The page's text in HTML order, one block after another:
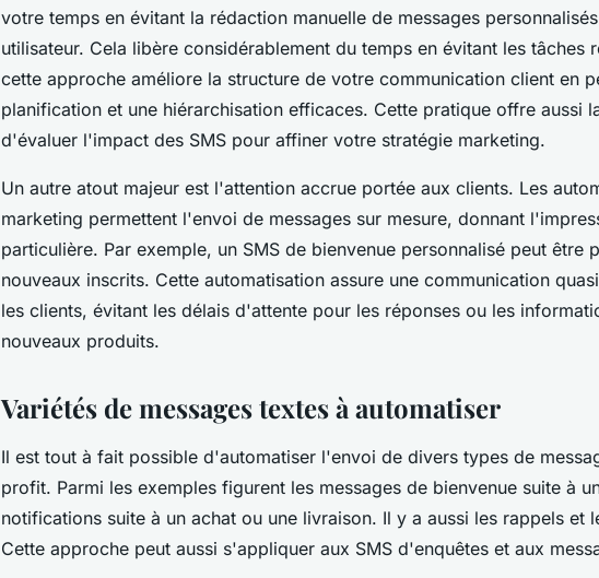
votre temps en évitant la rédaction manuelle de messages
utilisateur. Cela libère considérablement du temps en évitant les tâches
cette approche améliore la structure de votre communication client en
planification et une hiérarchisation efficaces. Cette pratique offre aussi
d'évaluer l'impact des SMS pour affiner votre stratégie marketing.
Un autre atout majeur est l'attention accrue portée aux clients. Les
marketing permettent l'envoi de messages sur mesure, donnant
particulière. Par exemple, un SMS de bienvenue personnalisé peut être
nouveaux inscrits. Cette automatisation assure une communication
les clients, évitant les délais d'attente pour les réponses ou les
nouveaux produits.
Variétés de messages textes à automatiser
Il est tout à fait possible d'automatiser l'envoi de divers types de
profit. Parmi les exemples figurent les messages de bienvenue suite à
notifications suite à un achat ou une livraison. Il y a aussi les rappels et
Cette approche peut aussi s'appliquer aux SMS d'enquêtes et aux